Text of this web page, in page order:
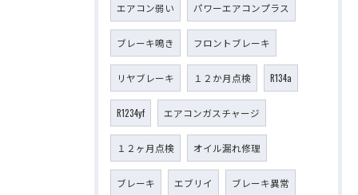
エアコン弱い パワーエアコンプラス
ブレーキ鳴き フロントブレーキ
リヤブレーキ １２か月点検 R134a
R1234yf エアコンガスチャージ
１２ヶ月点検 オイル漏れ修理
ブレーキ エブリイ ブレーキ異常